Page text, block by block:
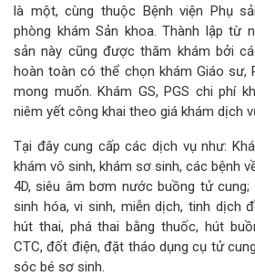
là một, cùng thuộc Bệnh viện Phụ
phòng khám Sản khoa. Thành lập từ
sản này cũng được thăm khám bởi
hoàn toàn có thể chọn khám Giáo sư,
mong muốn. Khám GS, PGS chi phí
niêm yết công khai theo giá khám dịch
Tại đây cung cấp các dịch vụ như:
khám vô sinh, khám sơ sinh, các bệnh
4D, siêu âm bơm nước buồng tử cung;
sinh hóa, vi sinh, miễn dịch, tinh dịch
hút thai, phá thai bằng thuốc, hút
CTC, đốt điện, đặt tháo dụng cụ tử
sóc bé sơ sinh.